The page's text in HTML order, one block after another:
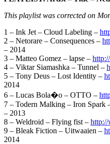
This playlist was corrected on
1 – Ink Jet – Cloud Labeling –
2 – Netorare – Consequences –
– 2014
3 – Matteo Gomez – lapse –
4 – Viktar Siamashka – Tunnel –
5 – Tony Deus – Lost Identity –
2014
6 – Lucas Bola�o – OTTO –
7 – Todern Malking – Iron Spark
– 2013
8 – Weldroid – Flying fist –
9 – Bleak Fiction – Uitwaaien –
2014